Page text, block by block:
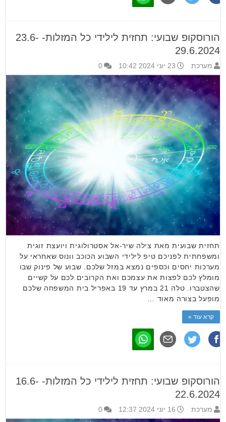
הורוסקופ שבועי: תחזית לילידי כל המזלות- 23.6-
29.6.2024
מערכת 23 יוני 2024 10:42 0
תחזית שבועית מאת צילה שיר-אל אסטרולוגית ויועצת זוגית
ומשפחתית לפניכם טיפ לילידי השבוע הכוכב וונוס שאחראי על
מערכות יחסים וכספים נמצא במזל שלכם. שבוע של פינוק שבו
מומלץ לכם לפצות את עצמכם ואת הקרובים לכם על קשיים
שהצטברו. טלה 21 במרץ עד 19 באפריל בית המשפחה שלכם
מופעל בצורה מאוד …
קרא עוד »
הורוסקופ שבועי: תחזית לילידי כל המזלות- 16.6-
22.6.2024
מערכת 16 יוני 2024 12:37 0